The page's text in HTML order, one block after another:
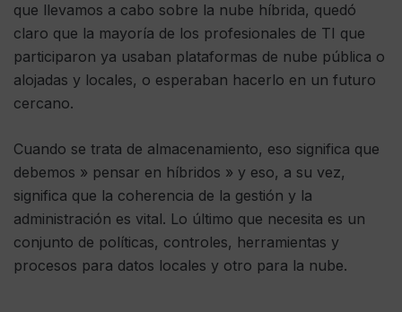
que llevamos a cabo sobre la nube híbrida, quedó
claro que la mayoría de los profesionales de TI que
participaron ya usaban plataformas de nube pública o
alojadas y locales, o esperaban hacerlo en un futuro
cercano.
Cuando se trata de almacenamiento, eso significa que
debemos » pensar en híbridos » y eso, a su vez,
significa que la coherencia de la gestión y la
administración es vital. Lo último que necesita es un
conjunto de políticas, controles, herramientas y
procesos para datos locales y otro para la nube.